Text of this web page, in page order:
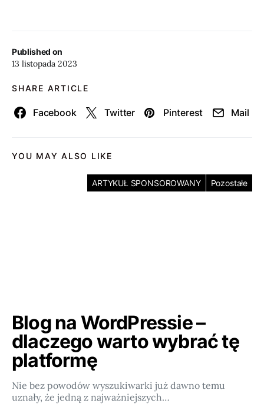
Published on
13 listopada 2023
SHARE ARTICLE
Facebook Twitter Pinterest Mail
YOU MAY ALSO LIKE
ARTYKUŁ SPONSOROWANY Pozostałe
Blog na WordPressie –
dlaczego warto wybrać tę
platformę
Nie bez powodów wyszukiwarki już dawno temu
uznały, że jedną z najważniejszych…